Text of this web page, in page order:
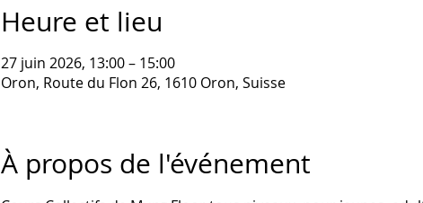
Heure et lieu
27 juin 2026, 13:00 – 15:00
Oron, Route du Flon 26, 1610 Oron, Suisse
À propos de l'événement